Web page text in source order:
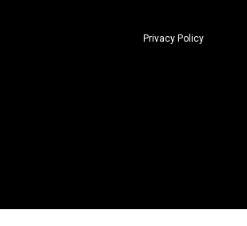
Privacy Policy